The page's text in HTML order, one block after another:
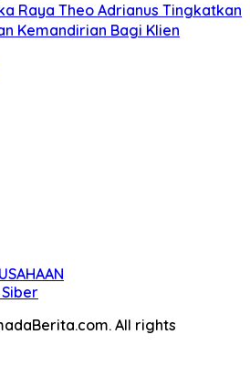
Raya Theo Adrianus Tingkatkan
Kemandirian Bagi Klien
All rights